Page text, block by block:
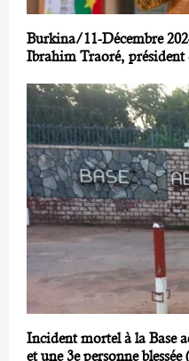
Burkina/11-Décembre
Ibrahim Traoré, président
Incident mortel à la Base
et une 3e personne